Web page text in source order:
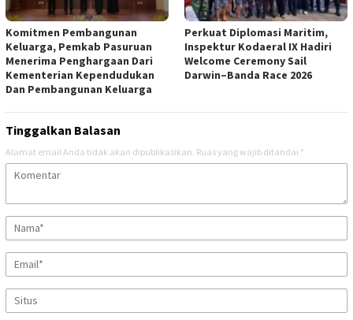
Komitmen Pembangunan
Keluarga, Pemkab Pasuruan
Menerima Penghargaan Dari
Kementerian Kependudukan
Dan Pembangunan Keluarga
Perkuat Diplomasi Maritim,
Inspektur Kodaeral IX Hadiri
Welcome Ceremony Sail
Darwin–Banda Race 2026
Tinggalkan Balasan
Alamat email Anda tidak akan dipublikasikan. Ruas yang wajib ditandai *